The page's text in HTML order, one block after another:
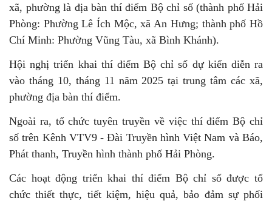
xã, phường là địa bàn thí điểm Bộ chỉ số (thành phố Hải
Phòng: Phường Lê Ích Mộc, xã An Hưng; thành phố Hồ
Chí Minh: Phường Vũng Tàu, xã Bình Khánh).
Hội nghị triển khai thí điểm Bộ chỉ số dự kiến diễn ra
vào tháng 10, tháng 11 năm 2025 tại trung tâm các xã,
phường địa bàn thí điểm.
Ngoài ra, tổ chức tuyên truyền về việc thí điểm Bộ chỉ
số trên Kênh VTV9 - Đài Truyền hình Việt Nam và Báo,
Phát thanh, Truyền hình thành phố Hải Phòng.
Các hoạt động triển khai thí điểm Bộ chỉ số được tổ
chức thiết thực, tiết kiệm, hiệu quả, bảo đảm sự phối